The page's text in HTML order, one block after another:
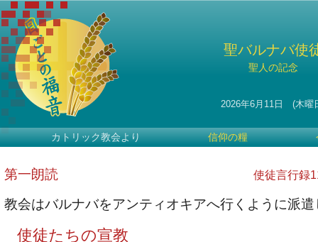
聖バルナバ使
聖人の記念
2026年6月11日 (木曜
カトリック教会より 信仰の糧
第一朗読 使徒言行録
教会はバルナバをアンティオキアへ行くように派遣
使徒たちの宣教